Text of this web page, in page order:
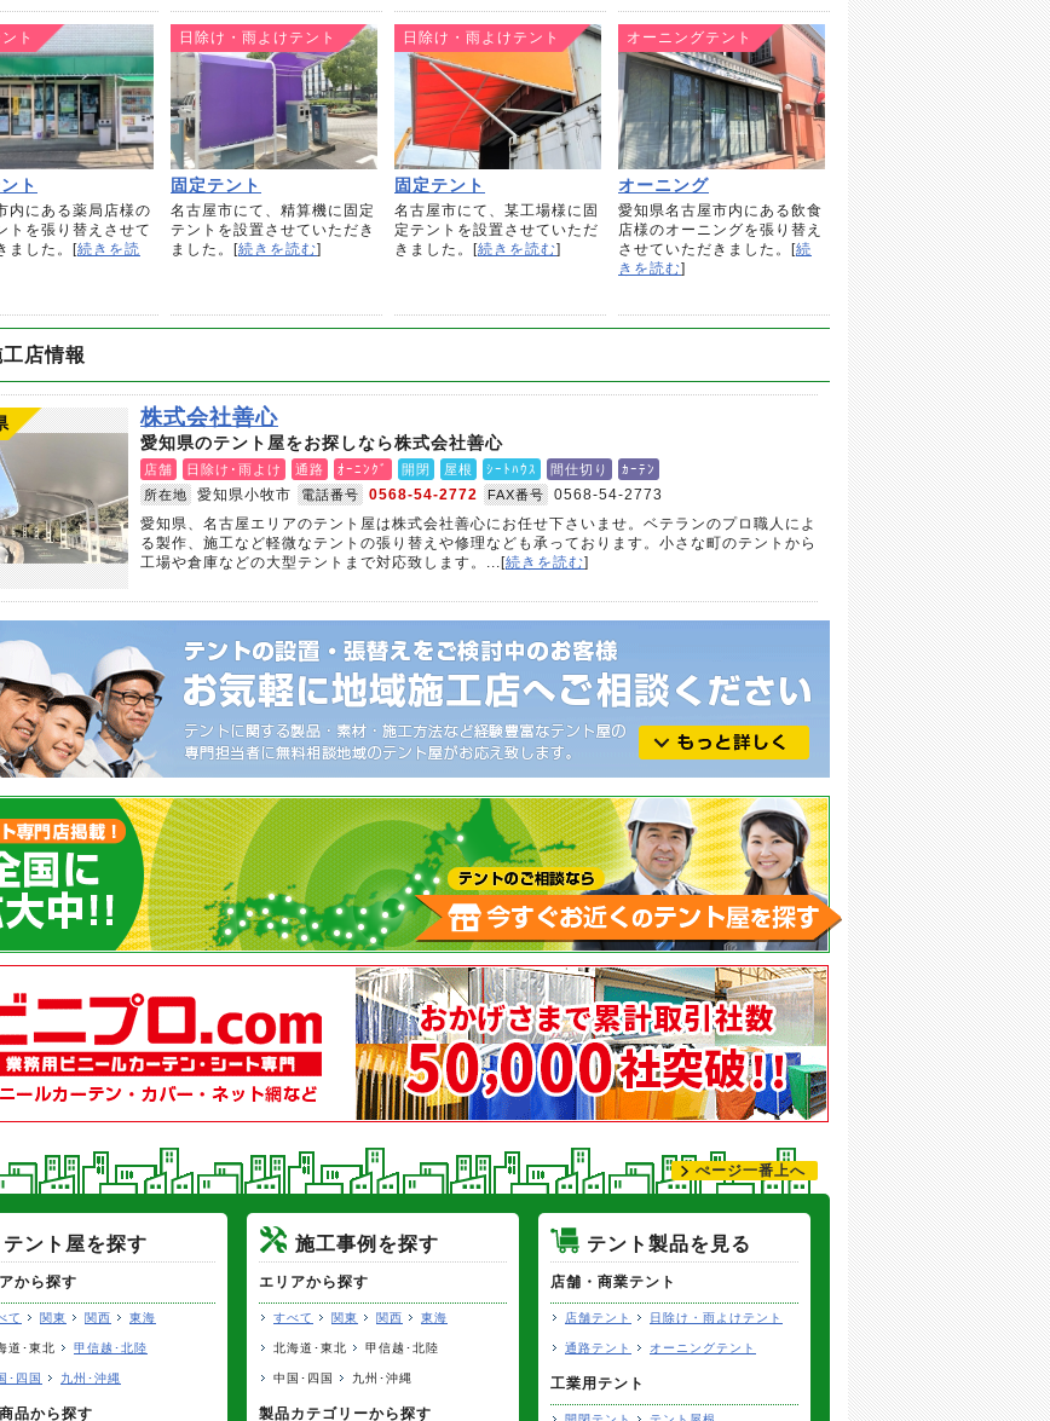
ト
ト
内にある薬局店様の
トを張り替えさせて
ました。[続きを読
日除け・雨よけテント
固定テント
名古屋市にて、精算機に固定
テントを設置させていただき
ました。[続きを読む]
日除け・雨よけテント
固定テント
名古屋市にて、某工場様に固
定テントを設置させていただ
きました。[続きを読む]
オーニングテント
オーニング
愛知県名古屋市内にある飲食
店様のオーニングを張り替え
させていただきました。[続
きを読む]
店情報
株式会社善心
愛知県のテント屋をお探しなら株式会社善心
店舗 日除け･雨よけ 通路 ｵｰﾆﾝｸﾞ 開閉 屋根 ｼｰﾄﾊｳｽ 間仕切り
ｶｰﾃﾝ
所在地
愛知県小牧市 電話番号 0568-54-2772 FAX番号
0568-54-2773
愛知県、名古屋エリアのテント屋は株式会社善心にお任せ下さいませ。ベテランのプロ職人によ
る製作、施工など軽微なテントの張り替えや修理なども承っております。小さな町のテントから
工場や倉庫などの大型テントまで対応致します。...[続きを読む]
ぺージ一番上へ
テント屋を探す
から探す
て 関東 関西 東海
道･東北 甲信越･北陸
･四国 九州･沖縄
品から探す
施工事例を探す
エリアから探す
すべて 関東 関西 東海
北海道･東北 甲信越･北陸
中国･四国 九州･沖縄
製品カテゴリーから探す
テント製品を見る
店舗・商業テント
店舗テント 日除け・雨よけテント
通路テント オーニングテント
工業用テント